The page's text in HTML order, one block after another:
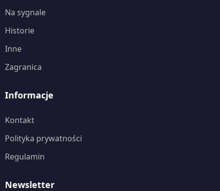
Na sygnale
Historie
Inne
Zagranica
Informacje
Kontakt
Polityka prywatności
Regulamin
Newsletter